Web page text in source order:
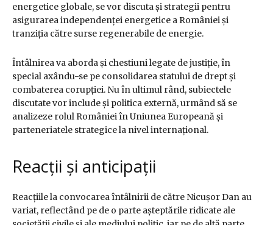
energetice globale, se vor discuta și strategii pentru
asigurarea independenței energetice a României și
tranziția către surse regenerabile de energie.
Întâlnirea va aborda și chestiuni legate de justiție, în
special axându-se pe consolidarea statului de drept și
combaterea corupției. Nu în ultimul rând, subiectele
discutate vor include și politica externă, urmând să se
analizeze rolul României în Uniunea Europeană și
parteneriatele strategice la nivel internațional.
Reacții și anticipații
Reacțiile la convocarea întâlnirii de către Nicușor Dan au
variat, reflectând pe de o parte așteptările ridicate ale